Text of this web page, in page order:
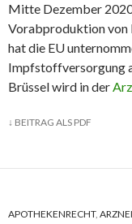
Mitte Dezember
Vorabproduktion von
hat die EU
Impfstoffversorgung
Brüssel wird in der
↓ BEITRAG ALS PDF
APOTHEKENRECHT,